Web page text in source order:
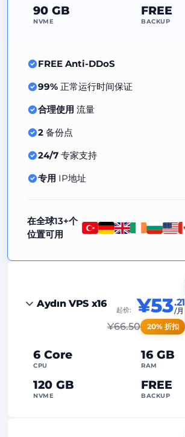
专用IP地址
90 GB
NVME
FREE
BACKUP
FREE Anti-DDoS
99% 正常运行时间保证
合理使用 流量
2 备份点
24/7 专家支持
专用 IP地址
在全球13+个
位置可用
Aydın VPS x16
6 Core
CPU
16 GB
RAM
120 GB
NVME
FREE
BACKUP
起价: ¥53.21
/月
¥66.50 20% 折扣